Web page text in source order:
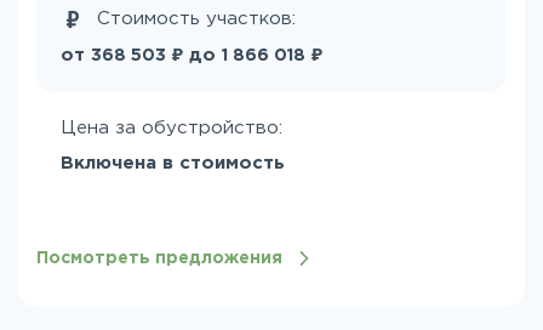
Стоимость участков:
от 368 503 ₽ до 1 866 018 ₽
Цена за обустройство:
Включена в стоимость
Посмотреть предложения